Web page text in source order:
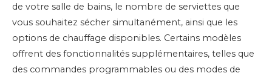
de votre salle de bains, le nombre de serviettes que
vous souhaitez sécher simultanément, ainsi que les
options de chauffage disponibles. Certains modèles
offrent des fonctionnalités supplémentaires, telles que
des commandes programmables ou des modes de